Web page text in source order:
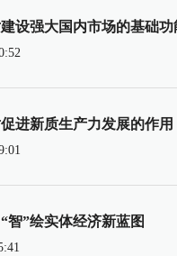
设强大国内市场的基础功
进新质生产力发展的作用
智”绘实体经济新蓝图